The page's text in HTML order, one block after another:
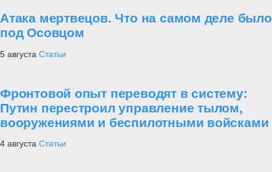
Атака мертвецов. Что на самом деле было
под Осовцом
5 августа Статьи
Фронтовой опыт переводят в систему:
Путин перестроил управление тылом,
вооружениями и беспилотными войсками
4 августа Статьи